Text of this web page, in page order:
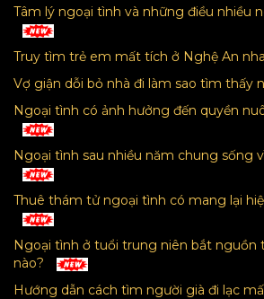
Tâm lý ngoại tình và những điều nhiều
Truy tìm trẻ em mất tích ở Nghệ An
Vợ giận dỗi bỏ nhà đi làm sao tìm thấy
Ngoại tình có ảnh hưởng đến quyền
Ngoại tình sau nhiều năm chung sống
Thuê thám tử ngoại tình có mang lại
Ngoại tình ở tuổi trung niên bắt nguồn
nào?
Hướng dẫn cách tìm người già đi lạc